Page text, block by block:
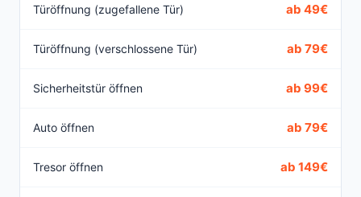
Türöffnung (zugefallene Tür) ab 49€
Türöffnung (verschlossene Tür) ab 79€
Sicherheitstür öffnen ab 99€
Auto öffnen ab 79€
Tresor öffnen ab 149€